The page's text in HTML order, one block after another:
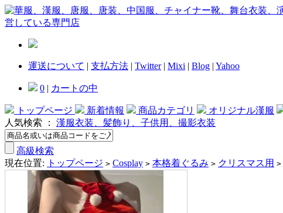
運送について | 支払方法 | Twitter| Mixi | Blog | Yahoo
0 | カートの中
トップページ 新着情報 商品カテゴリ オリジナル漢服
人気検索 ： 漢服衣装、髪飾り、子供用、撮影衣装
高級検索
現在位置:
トップページ > Cosplay > 本格着ぐるみ > クリスマス用 >